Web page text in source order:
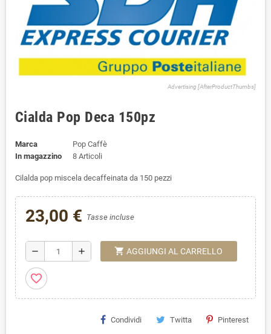
Advertising [AfterProductThumbs]
Cialda Pop Deca 150pz
Marca
Pop Caffè
In magazzino
8 Articoli
Cilalda pop miscela decaffeinata da 150 pezzi
23,00 € Tasse incluse
remove add shopping_cart AGGIUNGI AL CARRELLO
favorite_border
Condividi Twitta Pinterest